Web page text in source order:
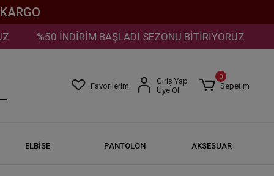
%50 İNDİRİM BAŞLADI SEZONU BİTİRİYORUZ
Favorilerim
Giriş Yap
Üye Ol
0
Sepetim
ELBİSE PANTOLON AKSESUAR